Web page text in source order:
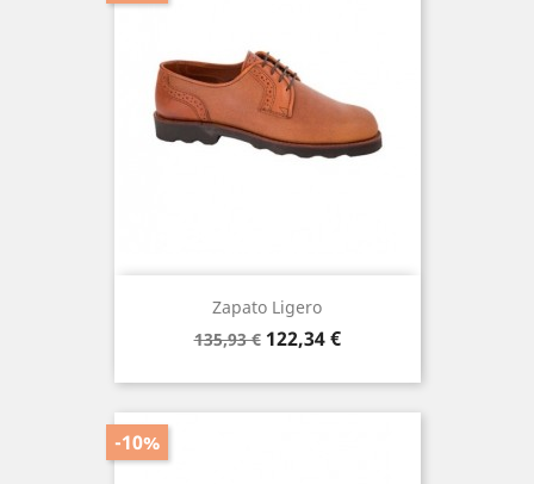
Zapato Ligero
Precio
135,93 € Precio
122,34 €
-10%